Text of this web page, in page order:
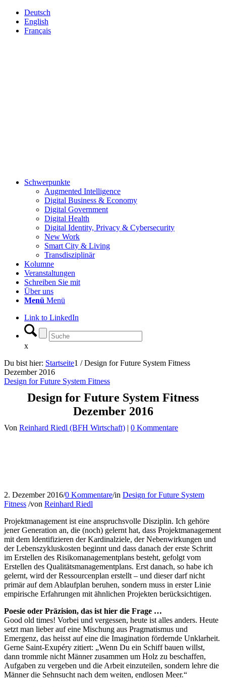
Deutsch
English
Français
Schwerpunkte
Augmented Intelligence
Digital Business & Economy
Digital Government
Digital Health
Digital Identity, Privacy & Cybersecurity
New Work
Smart City & Living
Transdisziplinär
Kolumne
Veranstaltungen
Schreiben Sie mit
Über uns
Menü Menü
Link to LinkedIn
x
Du bist hier: Startseite1 / Design for Future System Fitness
Dezember 2016
Design for Future System Fitness
Design for Future System Fitness
Dezember 2016
Von Reinhard Riedl (BFH Wirtschaft) | 0 Kommentare
2. Dezember 2016/0 Kommentare/in Design for Future System
Fitness /von Reinhard Riedl
Projektmanagement ist eine anspruchsvolle Disziplin. Ich gehöre
jener Generation an, die (noch) gelernt hat, dass Projektmanagement
mit dem Identifizieren der Kardinalziele, der Nebenwirkungen und
der Lebenszykluskosten beginnt und dass danach der erste Schritt
im Erstellen des Risikomanagementplans besteht, gefolgt vom
Erstellen des Qualitätsmanagementplans. Erst danach, so habe ich
gelernt, wird der Ressourcenplan erstellt – und dieser darf nicht
primär auf dem Ablaufplan beruhen, sondern muss in erster Linie
empirische Erfahrungen mit ähnlichen Projekten berücksichtigen.
Poesie oder Präzision, das ist hier die Frage …
Good old times! Vorbei und vergessen, heute ist alles anders. Heute
setzt man lieber auf eine Mischung aus Pragmatismus und
Emergenz, das heisst auf eine die Imagination fördernde Unklarheit.
Gerne Saint-Exupéry zitiert: „Wenn Du ein Schiff bauen willst,
dann trommle nicht Männer zusammen um Holz zu beschaffen,
Aufgaben zu vergeben und die Arbeit einzuteilen, sondern lehre die
Männer die Sehnsucht nach dem weiten, endlosen Meer.“